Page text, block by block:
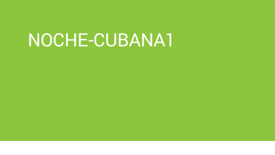
NOCHE-CUBANA1